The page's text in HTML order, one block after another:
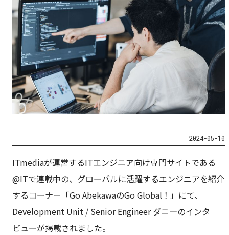
2024-05-10
ITmediaが運営するITエンジニア向け専門サイトである
@ITで連載中の、グローバルに活躍するエンジニアを紹介
するコーナー「Go AbekawaのGo Global！」にて、
Development Unit / Senior Engineer ダニ―のインタ
ビューが掲載されました。